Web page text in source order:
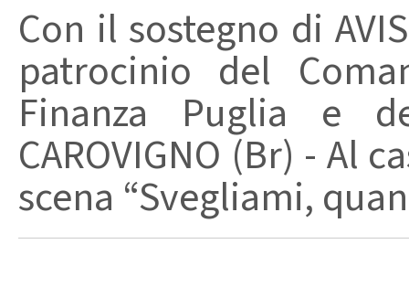
Con il sostegno di
patrocinio del
Finanza Puglia e
CAROVIGNO (Br) - Al
scena “Svegliami,